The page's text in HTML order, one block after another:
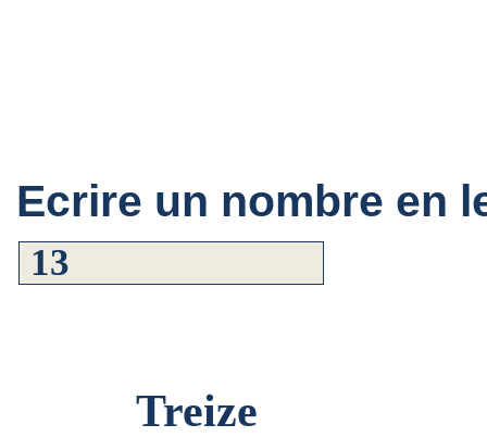
Ecrire un nombre en
Treize